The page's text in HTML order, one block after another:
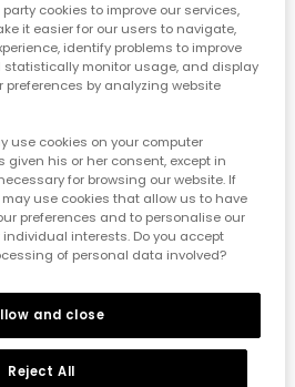
eine Bestellung
als Geschenk
müssen Sie zu Ihrem
und zur Kasse gehen. In
Ihres Warenkorbs
der rechten Seite die
einpacken". Diese
auswählen.
die Preise auf den
und auf dem
entfernt.
cookies to improve our services,
it easier for our users to navigate,
identify problems to improve
statistically monitor usage, and display
by analyzing website
use cookies on your computer
his or her consent, except in
for browsing our website. If
use cookies that allow us to have
preferences and to personalise our
interests. Do you accept
of personal data involved?
Reject All
and close